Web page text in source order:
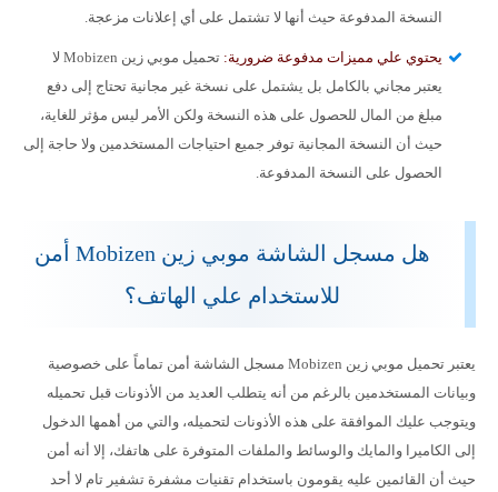
النسخة المدفوعة حيث أنها لا تشتمل على أي إعلانات مزعجة.
يحتوي علي مميزات مدفوعة ضرورية:
تحميل موبي زين Mobizen لا
يعتبر مجاني بالكامل بل يشتمل على نسخة غير مجانية تحتاج إلى دفع
مبلغ من المال للحصول على هذه النسخة ولكن الأمر ليس مؤثر للغاية،
حيث أن النسخة المجانية توفر جميع احتياجات المستخدمين ولا حاجة إلى
الحصول على النسخة المدفوعة.
هل مسجل الشاشة موبي زين Mobizen أمن
للاستخدام علي الهاتف؟
يعتبر تحميل موبي زين Mobizen مسجل الشاشة أمن تماماً على خصوصية
وبيانات المستخدمين بالرغم من أنه يتطلب العديد من الأذونات قبل تحميله
ويتوجب عليك الموافقة على هذه الأذونات لتحميله، والتي من أهمها الدخول
إلى الكاميرا والمايك والوسائط والملفات المتوفرة على هاتفك، إلا أنه أمن
حيث أن القائمين عليه يقومون باستخدام تقنيات مشفرة تشفير تام لا أحد